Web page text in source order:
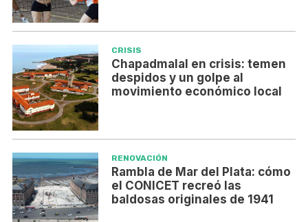
CRISIS
Chapadmalal en crisis: temen
despidos y un golpe al
movimiento económico local
RENOVACIÓN
Rambla de Mar del Plata: cómo
el CONICET recreó las
baldosas originales de 1941